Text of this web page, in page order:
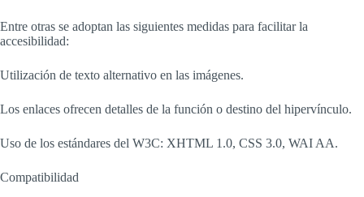
Entre otras se adoptan las siguientes medidas para facilitar la
accesibilidad:
Utilización de texto alternativo en las imágenes.
Los enlaces ofrecen detalles de la función o destino del hipervínculo.
Uso de los estándares del W3C: XHTML 1.0, CSS 3.0, WAI AA.
Compatibilidad